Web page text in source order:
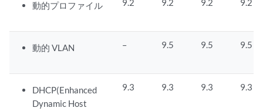
動的プロファイル 9.2 9.2 9.2 9.2
動的 VLAN – 9.5 9.5 9.5
DHCP(Enhanced
Dynamic Host
9.3 9.3 9.3 9.3